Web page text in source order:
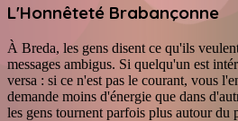
L'Honnêteté Brabançonne
À Breda, les gens disent ce qu'ils
messages ambigus. Si quelqu'un est
versa : si ce n'est pas le courant, vous
demande moins d'énergie que dans
les gens tournent parfois plus autour du